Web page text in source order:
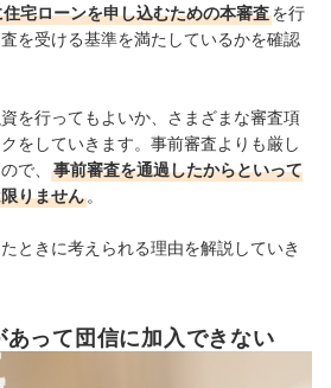
宅ローンを申し込むための本審査を行
を受ける基準を満たしているかを確認
を行ってもよいか、さまざまな審査項
をしていきます。事前審査よりも厳し
で、
事前審査を通過したからといって
りません 。
ときに考えられる理由を解説していき
って団信に加入できない